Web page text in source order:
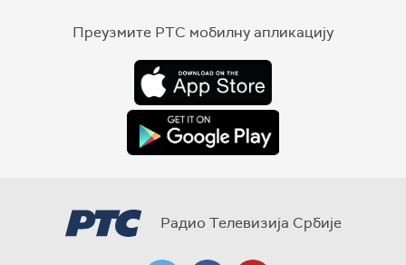
Преузмите РТС мобилну апликацију
Радио Телевизија Србије